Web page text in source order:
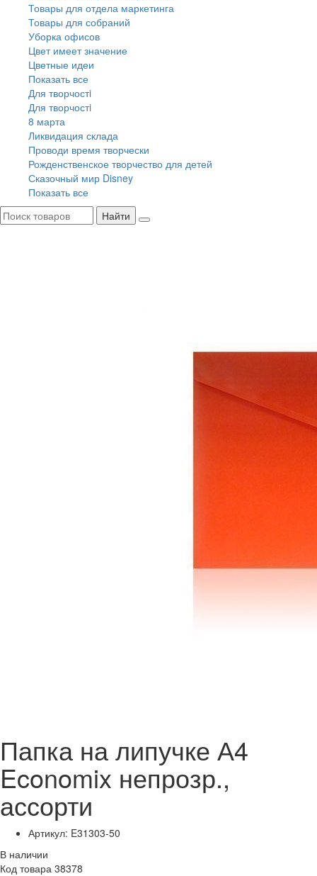
Товары для отдела маркетинга
Товары для собраний
Уборка офисов
Цвет имеет значение
Цветные идеи
Показать все
Для творчостi
Для творчостi
8 марта
Ликвидация склада
Проводи время творчески
Рожденственское творчество для детей
Сказочный мир Disney
Показать все
Найти
Папка на липучке А4
Economix непрозр.,
ассорти
Артикул: E31303-50
В наличии
Код товара 38378